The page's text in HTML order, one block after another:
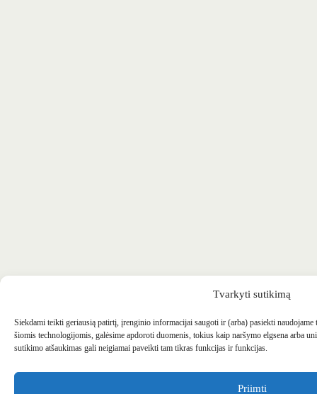
Tvarkyti sutikimą
Siekdami teikti geriausią patirtį, įrenginio informacijai saugoti ir (arba) pasiekti
šiomis technologijomis, galėsime apdoroti duomenis, tokius kaip naršymo elgsena arba
sutikimo atšaukimas gali neigiamai paveikti tam tikras funkcijas ir funkcijas.
Priimti